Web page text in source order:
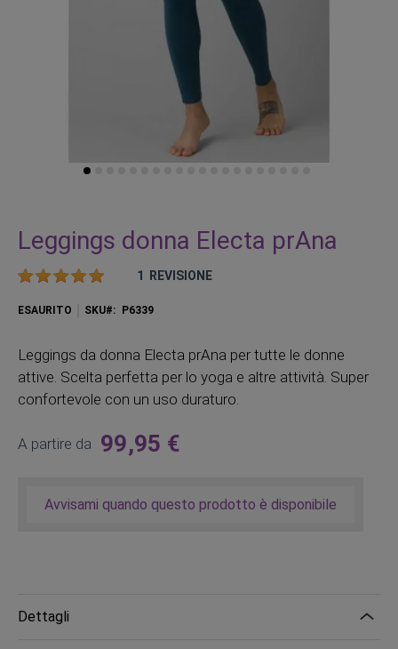
all'inizio
della
galleria
immagini
Leggings donna Electa prAna
Valutazione: 1 REVISIONE
ESAURITO SKU P6339
Leggings da donna Electa prAna per tutte le donne
attive. Scelta perfetta per lo yoga e altre attività. Super
confortevole con un uso duraturo.
A partire da 99,95 €
Avvisami quando questo prodotto è disponibile
Dettagli